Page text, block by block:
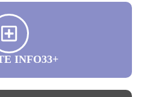
INFO33+